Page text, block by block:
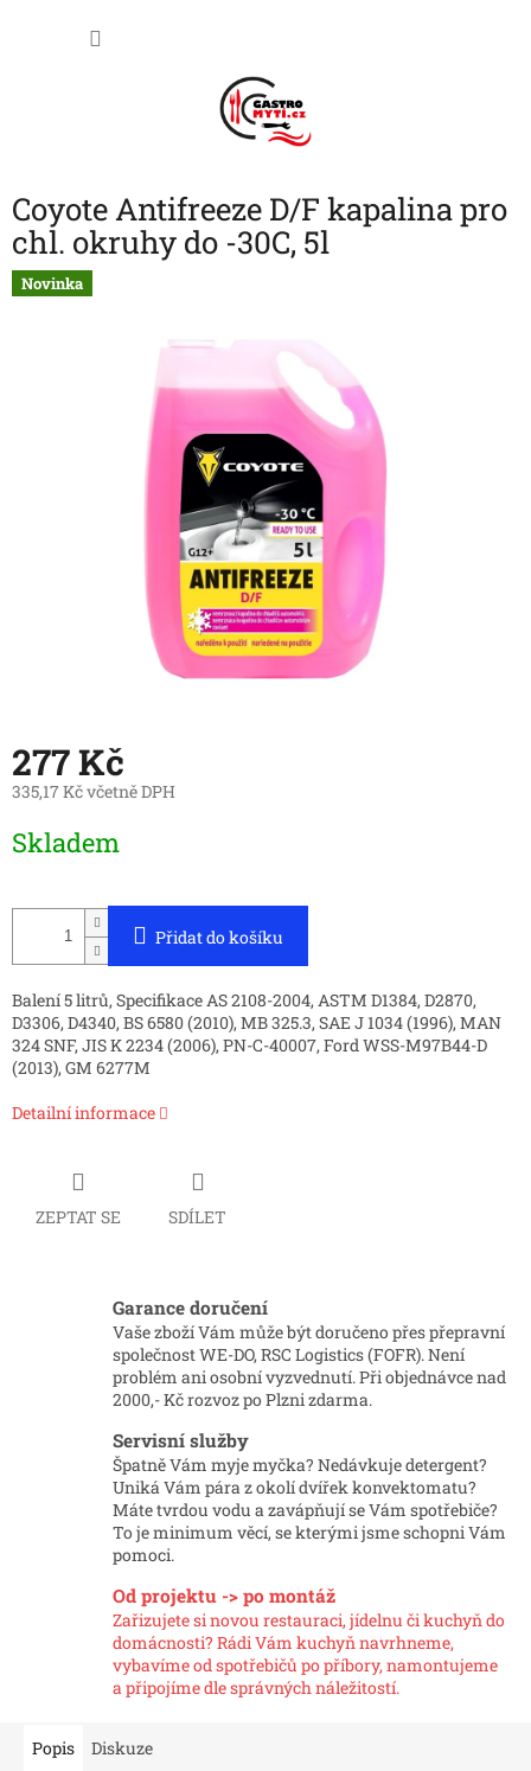
Coyote Antifreeze D/F kapalina pro
chl. okruhy do -30C, 5l
Novinka
277 Kč
335,17 Kč včetně DPH
cena:
Skladem
Přidat do košíku
Balení 5 litrů, Specifikace AS 2108-2004, ASTM D1384, D2870,
D3306, D4340, BS 6580 (2010), MB 325.3, SAE J 1034 (1996), MAN
324 SNF, JIS K 2234 (2006), PN-C-40007, Ford WSS-M97B44-D
(2013), GM 6277M
Detailní informace
ZEPTAT SE SDÍLET
Garance doručení
Vaše zboží Vám může být doručeno přes přepravní
společnost WE-DO, RSC Logistics (FOFR). Není
problém ani osobní vyzvednutí. Při objednávce nad
2000,- Kč rozvoz po Plzni zdarma.
Servisní služby
Špatně Vám myje myčka? Nedávkuje detergent?
Uniká Vám pára z okolí dvířek konvektomatu?
Máte tvrdou vodu a zavápňují se Vám spotřebiče?
To je minimum věcí, se kterými jsme schopni Vám
pomoci.
Od projektu -> po montáž
Zařizujete si novou restauraci, jídelnu či kuchyň do
domácnosti? Rádi Vám kuchyň navrhneme,
vybavíme od spotřebičů po příbory, namontujeme
a připojíme dle správných náležitostí.
Popis Diskuze